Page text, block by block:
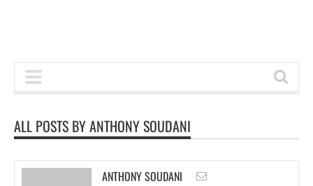
ALL POSTS BY ANTHONY SOUDANI
ANTHONY SOUDANI